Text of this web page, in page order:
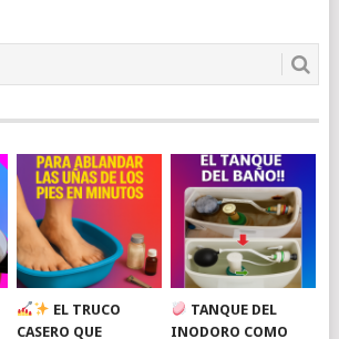
EL TRUCO
CASERO QUE
TANQUE DEL
INODORO COMO